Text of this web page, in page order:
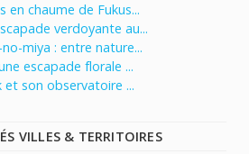
en chaume de Fukus...
verdoyante au...
miya : entre nature...
escapade florale ...
et son observatoire ...
VILLES & TERRITOIRES